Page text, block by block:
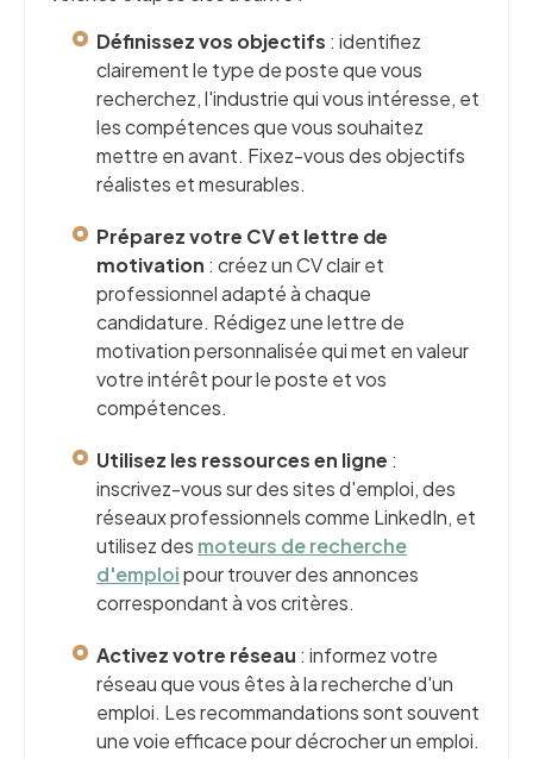
Définissez vos objectifs : identifiez
clairement le type de poste que vous
recherchez, l'industrie qui vous intéresse, et
les compétences que vous souhaitez
mettre en avant. Fixez-vous des objectifs
réalistes et mesurables.
Préparez votre CV et lettre de
motivation : créez un CV clair et
professionnel adapté à chaque
candidature. Rédigez une lettre de
motivation personnalisée qui met en valeur
votre intérêt pour le poste et vos
compétences.
Utilisez les ressources en ligne :
inscrivez-vous sur des sites d'emploi, des
réseaux professionnels comme LinkedIn, et
utilisez des moteurs de recherche
d'emploipour trouver des annonces
correspondant à vos critères.
Activez votre réseau : informez votre
réseau que vous êtes à la recherche d'un
emploi. Les recommandations sont souvent
une voie efficace pour décrocher un emploi.